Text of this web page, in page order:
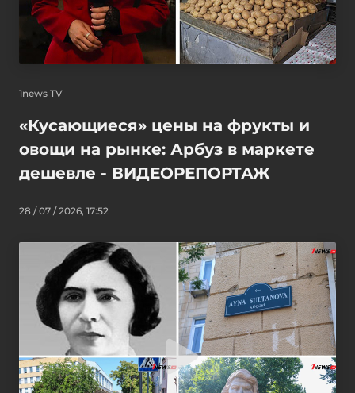
1news TV
«Кусающиеся» цены на фрукты и
овощи на рынке: Арбуз в маркете
дешевле - ВИДЕОРЕПОРТАЖ
28 / 07 / 2026, 17:52